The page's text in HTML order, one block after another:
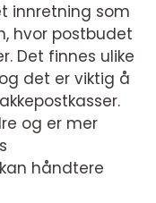
innretning som
hvor postbudet
Det finnes ulike
det er viktig å
og er mer
håndtere